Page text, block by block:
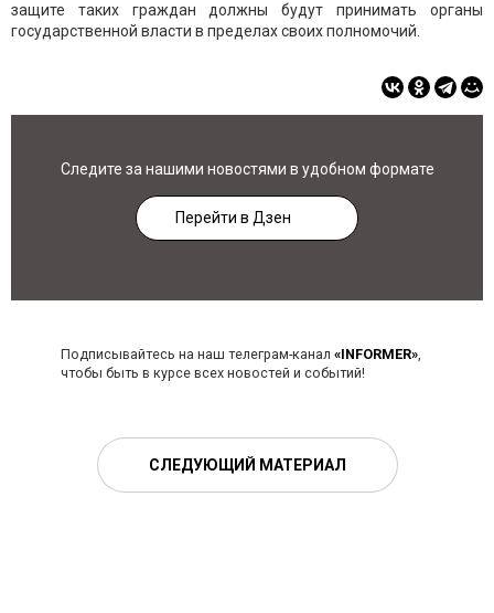
защите таких граждан должны будут принимать органы
государственной власти в пределах своих полномочий.
Следите за нашими новостями в удобном формате
Перейти в Дзен
Подписывайтесь на наш телеграм-канал «INFORMER»,
чтобы быть в курсе всех новостей и событий!
СЛЕДУЮЩИЙ МАТЕРИАЛ